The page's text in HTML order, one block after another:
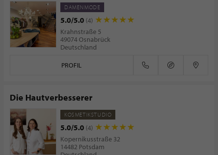
DAMENMODE
5.0/5.0 (4)
Krahnstraße 5
49074 Osnabrück
Deutschland
PROFIL
Die Hautverbesserer
KOSMETIKSTUDIO
5.0/5.0 (4)
Kopernikusstraße 32
14482 Potsdam